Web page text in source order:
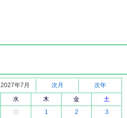
2027年7月 次月
次年
水 木 金
土
30 1 2 3